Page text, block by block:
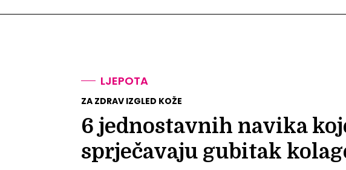
LJEPOTA
ZA ZDRAV IZGLED KOŽE
6 jednostavnih navika
sprječavaju gubitak